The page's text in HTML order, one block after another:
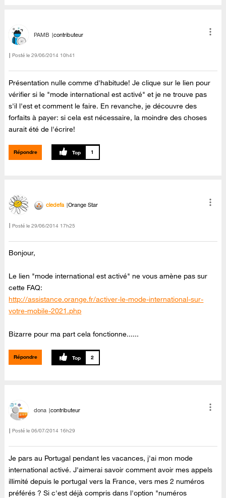
PAMB contributeur
Posté le ‎29/06/2014 10h41
Présentation nulle comme d'habitude! Je clique sur le lien pour
vérifier si le "mode international est activé" et je ne trouve pas
s'il l'est et comment le faire. En revanche, je découvre des
forfaits à payer: si cela est nécessaire, la moindre des choses
aurait été de l'écrire!
Répondre 1
cledefa Orange Star
Posté le ‎29/06/2014 17h25
Bonjour,
Le lien "mode international est activé" ne vous amène pas sur
cette FAQ:
http://assistance.orange.fr/activer-le-mode-international-sur-
votre-mobile-2021.php
Bizarre pour ma part cela fonctionne......
Répondre 2
dona contributeur
Posté le ‎06/07/2014 16h29
Je pars au Portugal pendant les vacances, j'ai mon mode
international activé. J'aimerai savoir comment avoir mes appels
illimité depuis le portugal vers la France, vers mes 2 numéros
préférés ? Si c'est déjà compris dans l'option "numéros